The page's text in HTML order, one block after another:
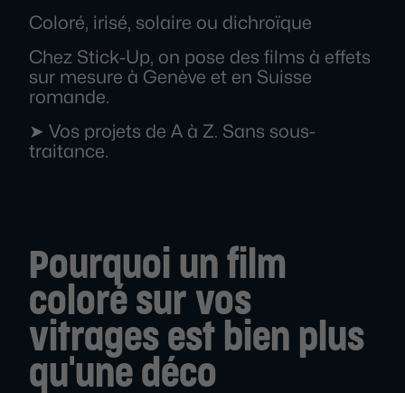
Coloré, irisé, solaire ou dichroïque
Chez Stick-Up, on pose des films à effets
sur mesure à Genève et en Suisse
romande.
➤ Vos projets de A à Z. Sans sous-
traitance.
Pourquoi un film
coloré sur vos
vitrages est bien plus
qu'une déco